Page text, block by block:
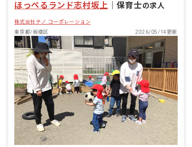
ほっぺるランド志村坂上 保育士の求人
株式会社テノ.コーポレーション
東京都/板橋区
2026/05/14更新